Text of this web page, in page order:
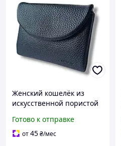
Женский кошелёк из
искусственной пористой
IVORX SZ661B_Black
Готово к отправке
от45₴/мес